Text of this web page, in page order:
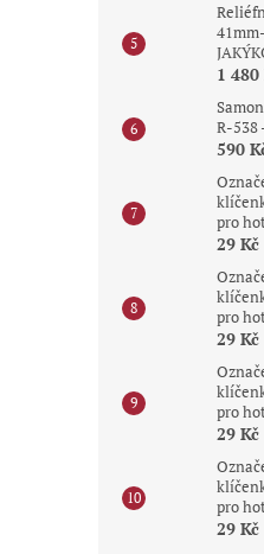
1 480
R-538
590
pro
29 Kč
pro
29 Kč
pro
29 Kč
pro
29 Kč